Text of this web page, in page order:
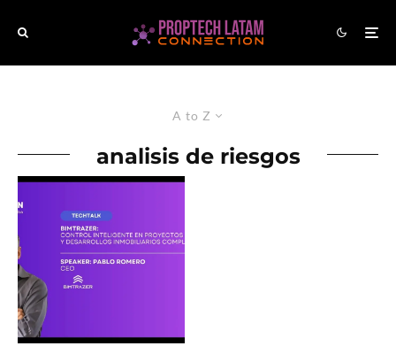
A to Z
analisis de riesgos